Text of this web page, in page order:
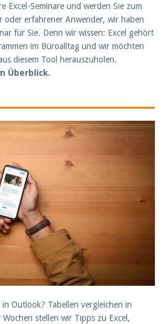
Excel-Seminare und werden Sie zum
oder erfahrener Anwender, wir haben
für Sie. Denn wir wissen: Excel gehört
im Büroalltag und wir möchten
diesem Tool herauszuholen.
Überblick.
Outlook? Tabellen vergleichen in
stellen wir Tipps zu Excel,